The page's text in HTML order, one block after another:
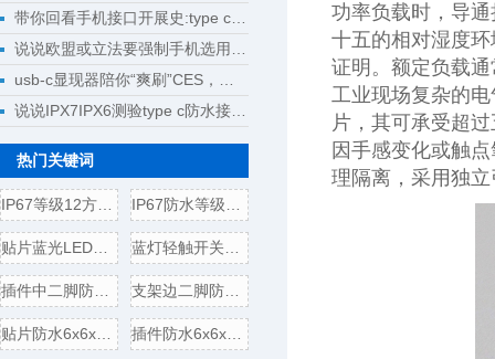
带你回看手机接口开展史:type c将完成大一统
说说欧盟或立法要强制手机选用type c接口
usb-c显现器陪你“爽刷”CES，明晰解锁新科技
说说IPX7IPX6测验type c防水接口测验计划
热门关键词
IP67等级12方形贴片防水轻 IP67防水等级贴片式8.0方形
贴片蓝光LED方形轻触开关 蓝灯轻触开关6x6x7.2插件方
插件中二脚防水6x6x5轻触开 支架边二脚防水6x6x5轻触开
贴片防水6x6x5轻触开关电气 插件防水6x6x5轻触开关电气
功率负载时，导
十五的相对湿度
证明。额定负载
工业现场复杂的
片，其可承受超
因手感变化或触
理隔离，采用独